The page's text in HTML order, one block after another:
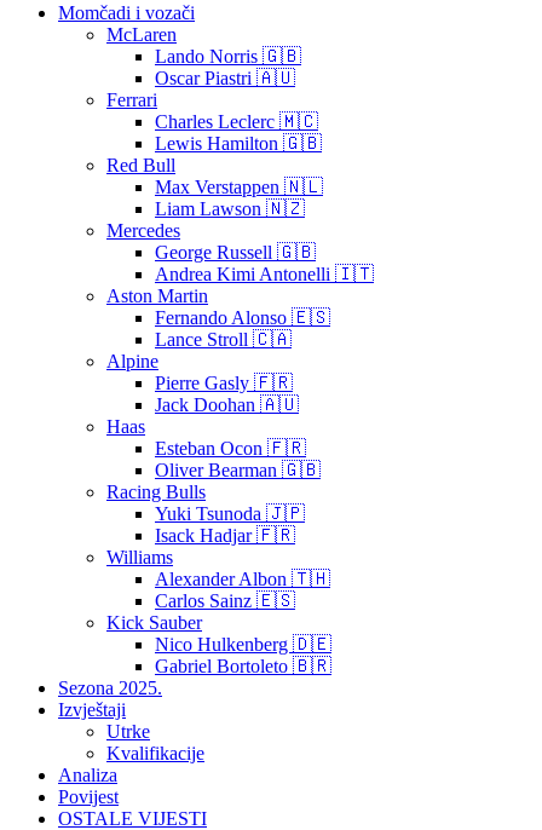
Momčadi i vozači
McLaren
Lando Norris 🇬🇧
Oscar Piastri 🇦🇺
Ferrari
Charles Leclerc 🇲🇨
Lewis Hamilton 🇬🇧
Red Bull
Max Verstappen 🇳🇱
Liam Lawson 🇳🇿
Mercedes
George Russell 🇬🇧
Andrea Kimi Antonelli 🇮🇹
Aston Martin
Fernando Alonso 🇪🇸
Lance Stroll 🇨🇦
Alpine
Pierre Gasly 🇫🇷
Jack Doohan 🇦🇺
Haas
Esteban Ocon 🇫🇷
Oliver Bearman 🇬🇧
Racing Bulls
Yuki Tsunoda 🇯🇵
Isack Hadjar 🇫🇷
Williams
Alexander Albon 🇹🇭
Carlos Sainz 🇪🇸
Kick Sauber
Nico Hulkenberg 🇩🇪
Gabriel Bortoleto 🇧🇷
Sezona 2025.
Izvještaji
Utrke
Kvalifikacije
Analiza
Povijest
OSTALE VIJESTI